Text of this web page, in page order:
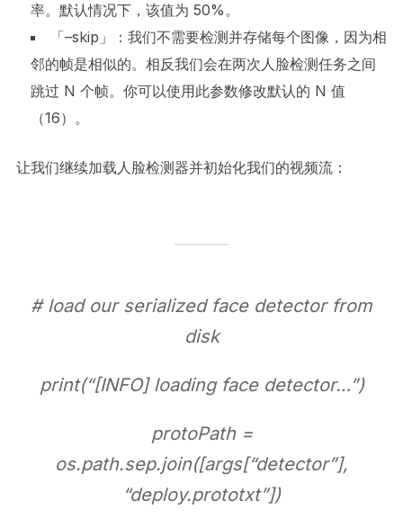
率。默认情况下，该值为 50%。
「–skip」：我们不需要检测并存储每个图像，因为相
邻的帧是相似的。相反我们会在两次人脸检测任务之间
跳过 N 个帧。你可以使用此参数修改默认的 N 值
（16）。
让我们继续加载人脸检测器并初始化我们的视频流：
# load our serialized face detector from
disk
print(“[INFO] loading face detector…”)
protoPath =
os.path.sep.join([args[“detector”],
“deploy.prototxt”])